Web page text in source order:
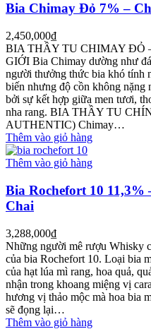
Bia Chimay Đỏ 7% –
2,450,000₫
BIA THẦY TU CHIMAY ĐỎ
GIỚI Bia Chimay dường như
người thưởng thức bia khó tính
biến nhưng độ cồn không
bởi sự kết hợp giữa men tươi,
nha rang. BIA THẦY TU
AUTHENTIC) Chimay…
Thêm vào giỏ hàng
Thêm vào giỏ hàng
Bia Rochefort 10
Chai
3,288,000₫
Những người mê rượu Whisky
của bia Rochefort 10. Loại bia
của hạt lúa mì rang, hoa quả,
nhận trong khoang miệng vị
hương vị thảo mộc mà hoa bia
sẽ đọng lại…
Thêm vào giỏ hàng